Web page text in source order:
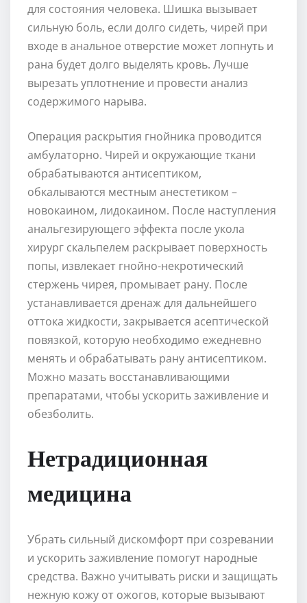
для состояния человека. Шишка вызывает
сильную боль, если долго сидеть, чирей при
входе в анальное отверстие может лопнуть и
рана будет долго выделять кровь. Лучше
вырезать уплотнение и провести анализ
содержимого нарыва.
Операция раскрытия гнойника проводится
амбулаторно. Чирей и окружающие ткани
обрабатываются антисептиком,
обкалываются местным анестетиком –
новокаином, лидокаином. После наступления
анальгезирующего эффекта после укола
хирург скальпелем раскрывает поверхность
попы, извлекает гнойно-некротический
стержень чирея, промывает рану. После
устанавливается дренаж для дальнейшего
оттока жидкости, закрывается асептической
повязкой, которую необходимо ежедневно
менять и обрабатывать рану антисептиком.
Можно мазать восстанавливающими
препаратами, чтобы ускорить заживление и
обезболить.
Нетрадиционная
медицина
Убрать сильный дискомфорт при созревании
и ускорить заживление помогут народные
средства. Важно учитывать риски и защищать
нежную кожу от ожогов, которые вызывают